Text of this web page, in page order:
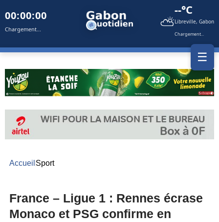
00:00:00
Chargement... ⛅
--°C
Libreville, Gabon
Chargement...
☰
Accueil Sport
France – Ligue 1 : Rennes écrase
Monaco et PSG confirme en